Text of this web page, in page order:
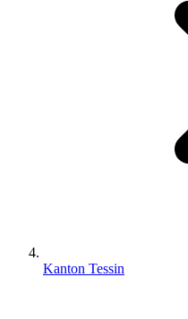
Kanton Tessin